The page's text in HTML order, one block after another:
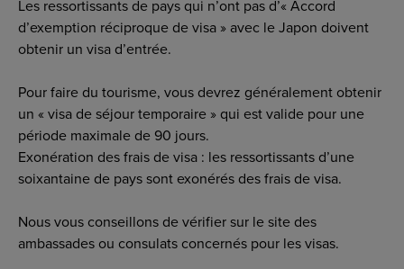
Les ressortissants de pays qui n’ont pas d’« Accord
d’exemption réciproque de visa » avec le Japon doivent
obtenir un visa d’entrée.
Pour faire du tourisme, vous devrez généralement obtenir
un « visa de séjour temporaire » qui est valide pour une
période maximale de 90 jours.
Exonération des frais de visa : les ressortissants d’une
soixantaine de pays sont exonérés des frais de visa.
Nous vous conseillons de vérifier sur le site des
ambassades ou consulats concernés pour les visas.